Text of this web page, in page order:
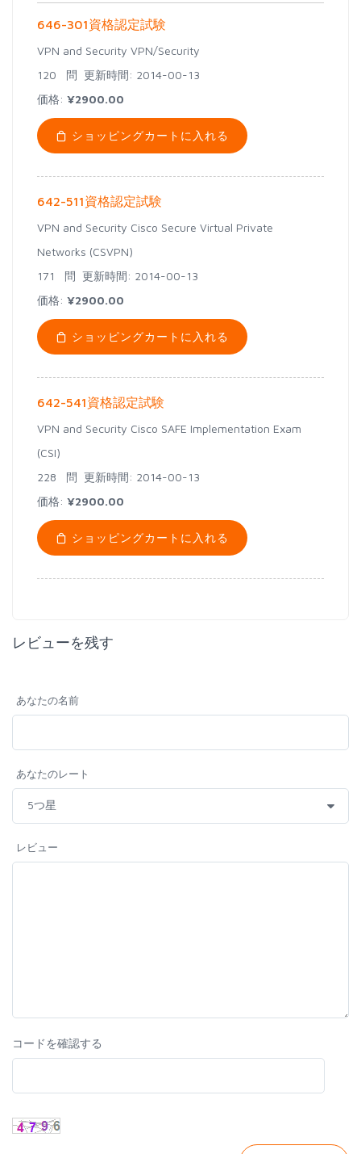
646-301資格認定試験
VPN and Security VPN/Security
120 問 更新時間: 2014-00-13
価格: ¥2900.00
ショッピングカートに入れる
642-511資格認定試験
VPN and Security Cisco Secure Virtual Private
Networks (CSVPN)
171 問 更新時間: 2014-00-13
価格: ¥2900.00
ショッピングカートに入れる
642-541資格認定試験
VPN and Security Cisco SAFE Implementation Exam
(CSI)
228 問 更新時間: 2014-00-13
価格: ¥2900.00
ショッピングカートに入れる
レビューを残す
あなたの名前
あなたのレート
レビュー
コードを確認する